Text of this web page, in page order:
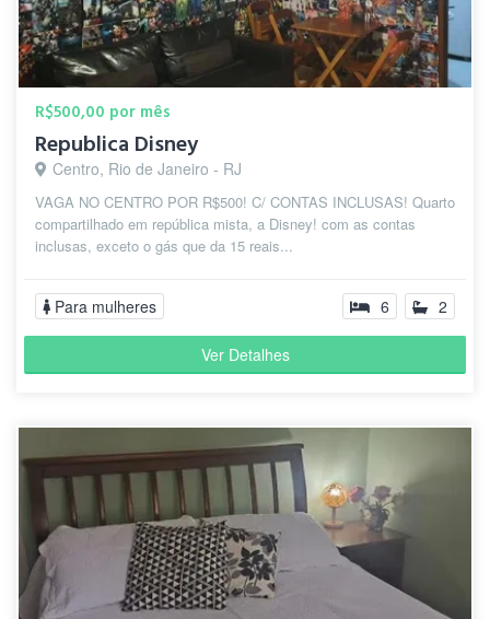
R$500,00 por mês
Republica Disney
Centro, Rio de Janeiro - RJ
VAGA NO CENTRO POR R$500! C/ CONTAS INCLUSAS! Quarto
compartilhado em república mista, a Disney! com as contas
inclusas, exceto o gás que da 15 reais...
Para mulheres 6 2
Ver Detalhes